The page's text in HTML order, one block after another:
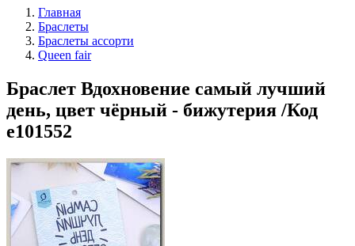
Главная
Браслеты
Браслеты ассорти
Queen fair
Браслет Вдохновение самый лучший
день, цвет чёрный - бижутерия /Код
e101552